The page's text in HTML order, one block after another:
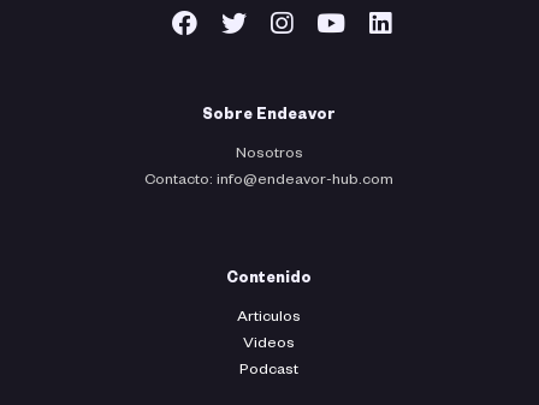
Sobre Endeavor
Nosotros
Contacto: info@endeavor-hub.com
Contenido
Articulos
Videos
Podcast